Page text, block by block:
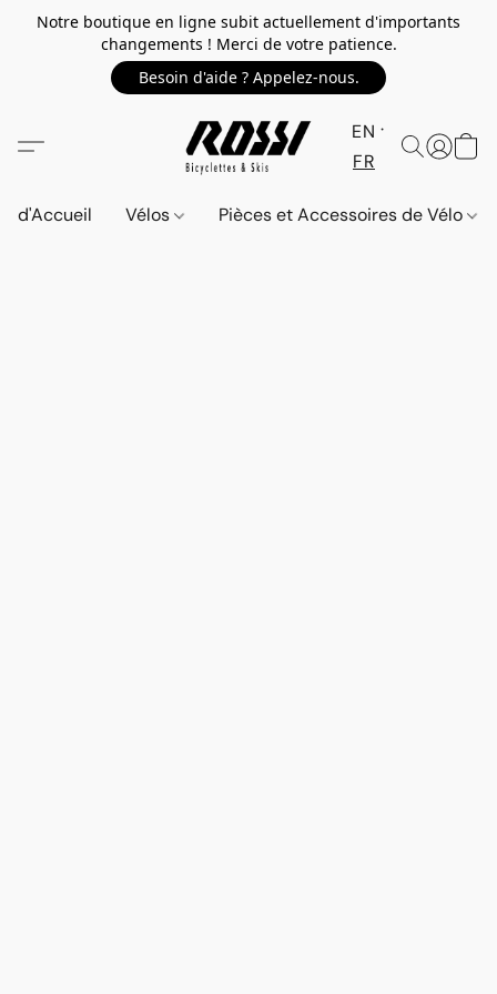
Notre boutique en ligne subit actuellement d'importants
changements ! Merci de votre patience.
Besoin d'aide ? Appelez-nous.
EN
FR
d'Accueil Vélos Pièces et Accessoires de Vélo